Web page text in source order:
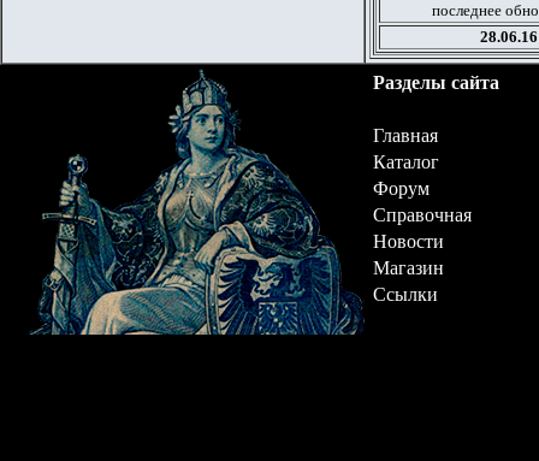
последнее
28.06.16
Разделы сайта
Главная
Каталог
Форум
Справочная
Новости
Магазин
Ссылки